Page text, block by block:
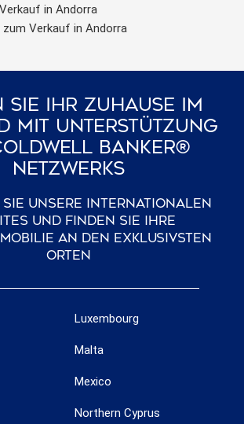
in Andorra
Verkauf in Andorra
Sie Ihr Zuhause Im
Mit Unterstützung
Banker®
Netzwerks
Sie unsere internationalen
und finden Sie Ihre
an den exklusivsten
Orten
Luxembourg
Malta
Mexico
Northern Cyprus